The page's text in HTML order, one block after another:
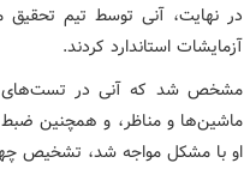
در نهایت، آنی توسط تیم تحقیق
آزمایشات استاندارد کردند.
مشخص شد که آنی در تست‌های
ماشین‌ها و مناظر، و همچنین ضبط
او با مشکل مواجه شد، تشخیص